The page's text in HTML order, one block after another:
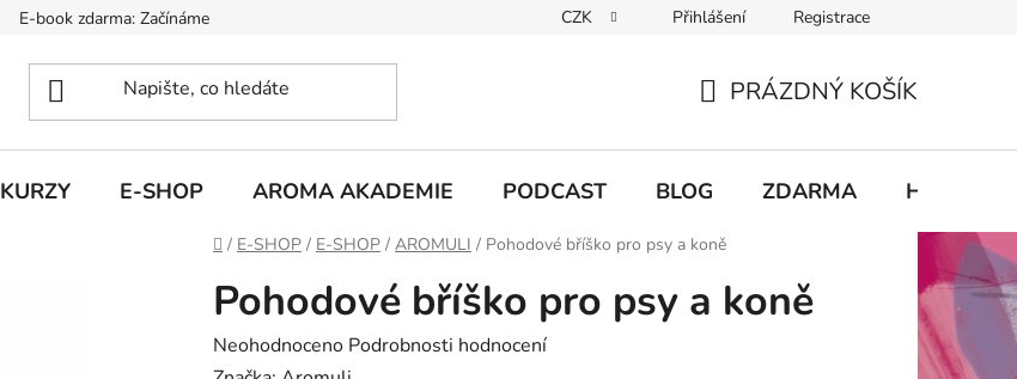
E-book zdarma: Začínáme s aromaterapií CZK Přihlášení Registrace
KOŠÍK
PRÁZDNÝ KOŠÍK
KURZY E-SHOP AROMA AKADEMIE PODCAST BLOG ZDARMA
Domů
/ E-SHOP / E-SHOP / AROMULI / Pohodové bříško pro psy a koně
Pohodové bříško pro psy a koně
Průměrné
Neohodnoceno Podrobnosti hodnocení